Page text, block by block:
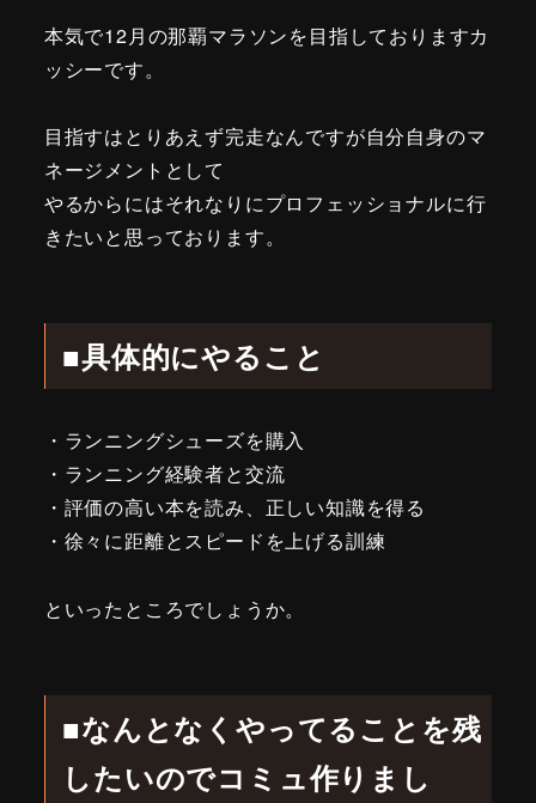
本気で12月の那覇マラソンを目指しておりますカ
ッシーです。
目指すはとりあえず完走なんですが自分自身のマ
ネージメントとして
やるからにはそれなりにプロフェッショナルに行
きたいと思っております。
■具体的にやること
・ランニングシューズを購入
・ランニング経験者と交流
・評価の高い本を読み、正しい知識を得る
・徐々に距離とスピードを上げる訓練
といったところでしょうか。
■なんとなくやってることを残
したいのでコミュ作りまし